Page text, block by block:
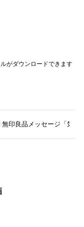
がダウンロードできます
無印良品メッセージ「気持